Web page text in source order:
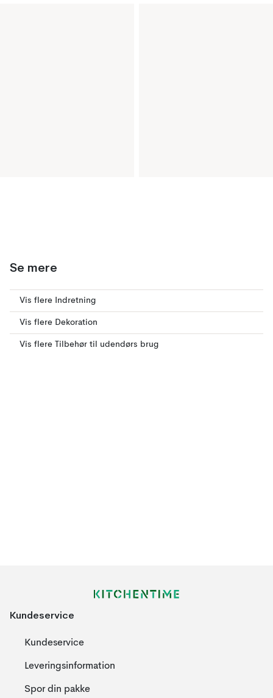
Se mere
Vis flere Indretning
Vis flere Dekoration
Vis flere Tilbehør til udendørs brug
Kundeservice
Kundeservice
Leveringsinformation
Spor din pakke